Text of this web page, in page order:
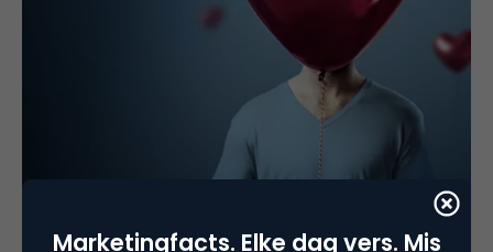
Marketingfacts. Elke dag vers. Mis